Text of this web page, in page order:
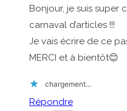
Bonjour, je suis super
carnaval d’articles !!!
Je vais écrire de ce
MERCI et à bientôt😊
chargement…
Répondre